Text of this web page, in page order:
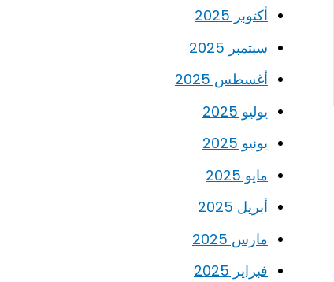
أكتوبر 2025
سبتمبر 2025
أغسطس 2025
يوليو 2025
يونيو 2025
مايو 2025
أبريل 2025
مارس 2025
فبراير 2025